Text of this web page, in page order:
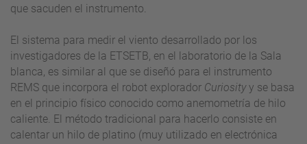
que sacuden el instrumento.
El sistema para medir el viento desarrollado por los
investigadores de la ETSETB, en el laboratorio de la Sala
blanca, es similar al que se diseñó para el instrumento
REMS que incorpora el robot explorador Curiosityy se basa
en el principio físico conocido como anemometría de hilo
caliente. El método tradicional para hacerlo consiste en
calentar un hilo de platino (muy utilizado en electrónica